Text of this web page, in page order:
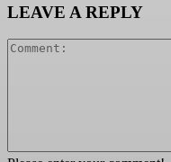
LEAVE A REPLY